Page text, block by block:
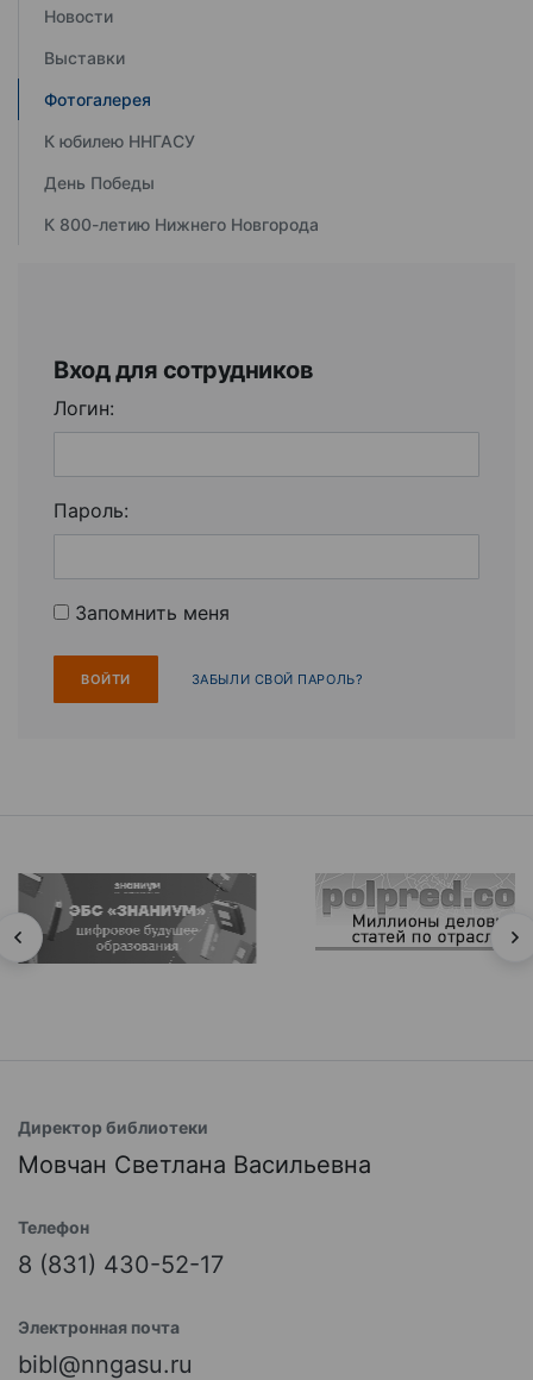
Новости
Выставки
Фотогалерея
К юбилею ННГАСУ
День Победы
К 800-летию Нижнего Новгорода
Вход для сотрудников
Логин:
Пароль:
Запомнить меня
ЗАБЫЛИ СВОЙ ПАРОЛЬ?
Директор библиотеки
Мовчан Светлана Васильевна
Телефон
8 (831) 430-52-17
Электронная почта
bibl@nngasu.ru